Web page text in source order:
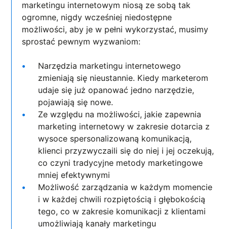
marketingu internetowym niosą ze sobą tak
ogromne, nigdy wcześniej niedostępne
możliwości, aby je w pełni wykorzystać, musimy
sprostać pewnym wyzwaniom:
Narzędzia marketingu internetowego
zmieniają się nieustannie. Kiedy marketerom
udaje się już opanować jedno narzędzie,
pojawiają się nowe.
Ze względu na możliwości, jakie zapewnia
marketing internetowy w zakresie dotarcia z
wysoce spersonalizowaną komunikacją,
klienci przyzwyczaili się do niej i jej oczekują,
co czyni tradycyjne metody marketingowe
mniej efektywnymi
Możliwość zarządzania w każdym momencie
i w każdej chwili rozpiętością i głębokością
tego, co w zakresie komunikacji z klientami
umożliwiają kanały marketingu